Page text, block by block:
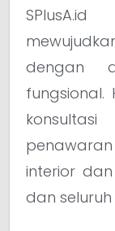
dengan
fungsional.
interior
dan seluruh